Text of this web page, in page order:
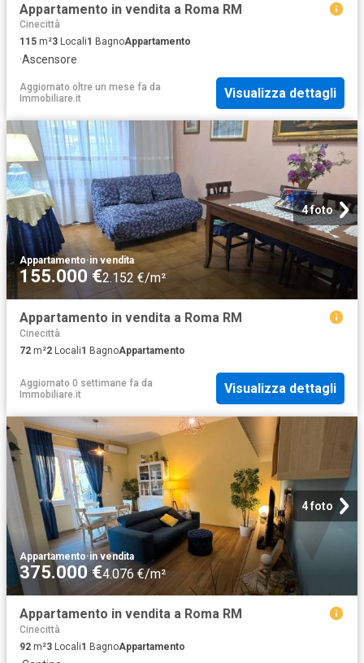
Appartamento in vendita a Roma RM
Cinecittà
115 m²3 Locali1 BagnoAppartamento
·Ascensore
Aggiornato oltre un mese fa da
Immobiliare.it
Visualizza dettagli
4 foto
Appartamento·in vendita
155.000 €2.152 €/m²
Appartamento in vendita a Roma RM
Cinecittà
72 m²2 Locali1 BagnoAppartamento
Aggiornato 0 settimane fa da
Immobiliare.it
Visualizza dettagli
4 foto
Appartamento·in vendita
375.000 €4.076 €/m²
Appartamento in vendita a Roma RM
Cinecittà
92 m²3 Locali1 BagnoAppartamento